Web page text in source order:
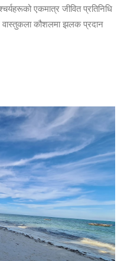
एकमात्र जीवित प्रतिनिधि
वास्तुकला कौशलमा झलक प्रदान